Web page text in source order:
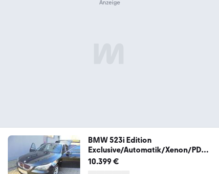
BMW 523i Edition
Exclusive/Automatik/Xenon/PDC/
SHZ
10.399 €